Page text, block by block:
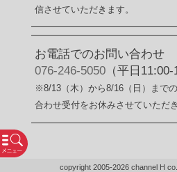
信させていただきます。
お電話でのお問い合わせ
076-246-5050 （平日11:00-
※8/13（木）から8/16（日）まで
合わせ受付をお休みさせていただき
copyright 2005-2026 channel H